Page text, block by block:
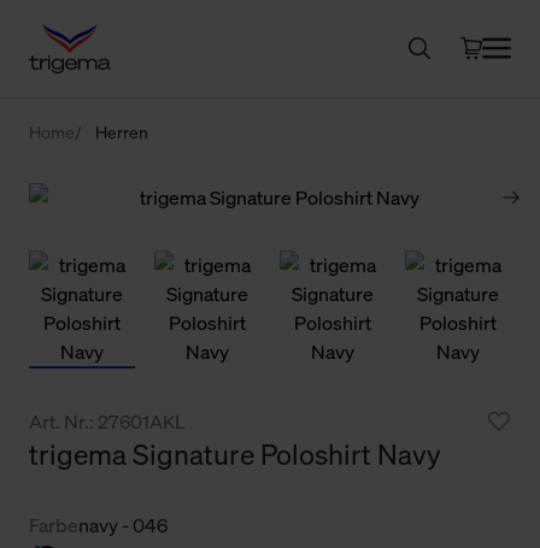
Home Herren
Art. Nr.: 27601AKL
trigema Signature Poloshirt Navy
Farbenavy - 046